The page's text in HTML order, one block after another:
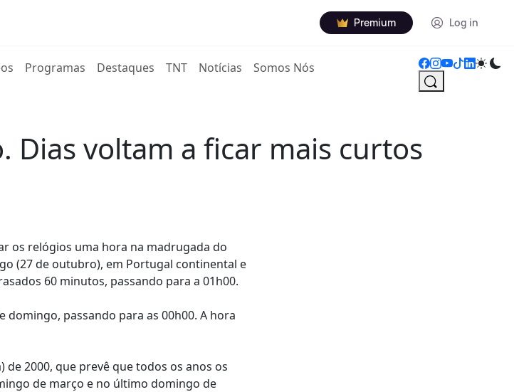
Premium Log in
Programas Destaques TNT Notícias Somos Nós
voltam a ficar mais curtos
os relógios uma hora na madrugada do
(27 de outubro), em Portugal continental e
60 minutos, passando para a 01h00.
domingo, passando para as 00h00. A hora
2000, que prevê que todos os anos os
de março e no último domingo de